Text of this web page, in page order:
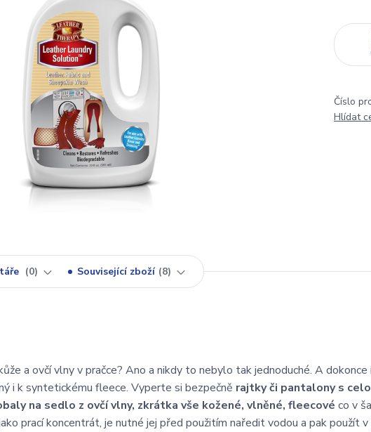
Číslo
Hlídat
0 Související zboží 8
a ovčí vlny v pračce? Ano a nikdy to nebylo tak jednoduché. A dokonce
i k syntetickému fleece. Vyperte si bezpečně rajtky či pantalony s
na sedlo z ovčí vlny, zkrátka vše kožené, vlněné, fleecové co v
prací koncentrát, je nutné jej před použitím naředit vodou a pak použít v